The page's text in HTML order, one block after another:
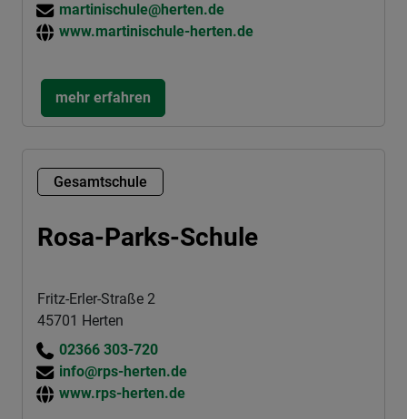
martinischule@herten.de
www.martinischule-herten.de
mehr erfahren
Gesamtschule
Rosa-Parks-Schule
Fritz-Erler-Straße 2
45701 Herten
02366 303-720
info@rps-herten.de
www.rps-herten.de